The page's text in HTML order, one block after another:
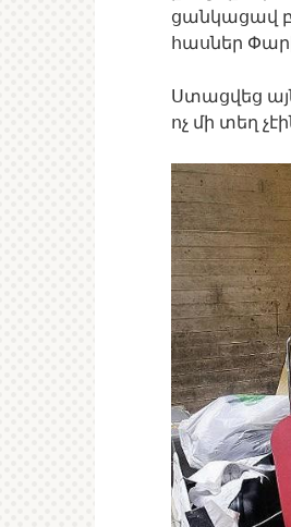
ցանկացավ
հասներ
Ստացվեց
ոչ մի տեղ